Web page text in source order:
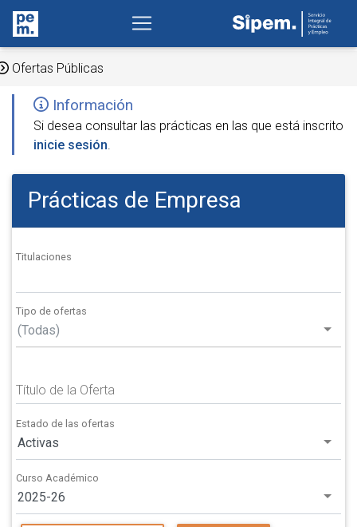
Ofertas Públicas
Información
Si desea consultar las prácticas en las que está inscrito
inicie sesión.
Prácticas de Empresa
Titulaciones
Tipo de ofertas
(Todas)
Título de la Oferta
Estado de las ofertas
Activas
Curso Académico
2025-26